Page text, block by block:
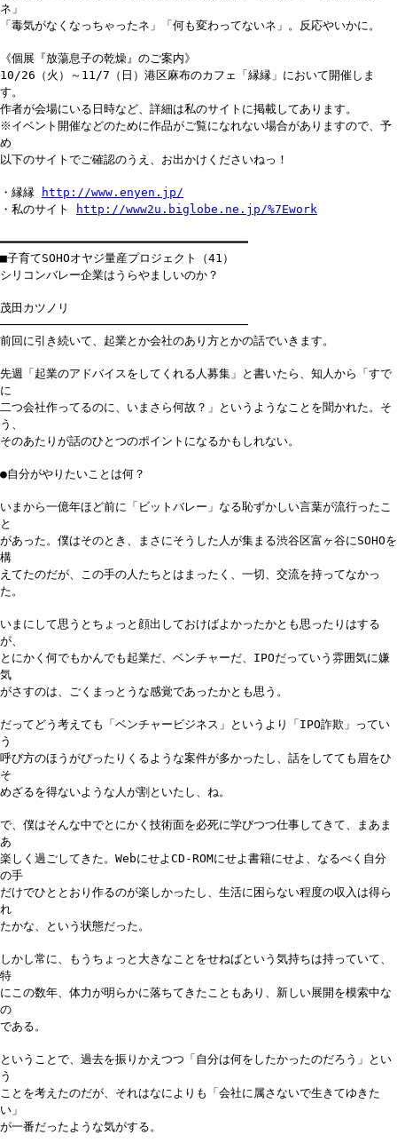
ネ」
「毒気がなくなっちゃったネ」「何も変わってないネ」。反応やいかに。
《個展『放蕩息子の乾燥』のご案内》
10/26（火）～11/7（日）港区麻布のカフェ「縁縁」において開催しま
す。
作者が会場にいる日時など、詳細は私のサイトに掲載してあります。
※イベント開催などのために作品がご覧になれない場合がありますので、予
め
以下のサイトでご確認のうえ、お出かけくださいねっ！
・縁縁
http://www.enyen.jp/
・私のサイト
http://www2u.biglobe.ne.jp/%7Ework
━━━━━━━━━━━━━━━━━━━━━━━━━━━━━━━━━━━
■子育てSOHOオヤジ量産プロジェクト（41）
シリコンバレー企業はうらやましいのか？
茂田カツノリ
───────────────────────────────────
前回に引き続いて、起業とか会社のあり方とかの話でいきます。
先週「起業のアドバイスをしてくれる人募集」と書いたら、知人から「すで
に
二つ会社作ってるのに、いまさら何故？」というようなことを聞かれた。そ
う、
そのあたりが話のひとつのポイントになるかもしれない。
●自分がやりたいことは何？
いまから一億年ほど前に「ビットバレー」なる恥ずかしい言葉が流行ったこ
と
があった。僕はそのとき、まさにそうした人が集まる渋谷区富ヶ谷にSOHOを
構
えてたのだが、この手の人たちとはまったく、一切、交流を持ってなかっ
た。
いまにして思うとちょっと顔出しておけばよかったかとも思ったりはする
が、
とにかく何でもかんでも起業だ、ベンチャーだ、IPOだっていう雰囲気に嫌
気
がさすのは、ごくまっとうな感覚であったかとも思う。
だってどう考えても「ベンチャービジネス」というより「IPO詐欺」ってい
う
呼び方のほうがぴったりくるような案件が多かったし、話をしてても眉をひ
そ
めざるを得ないような人が割といたし、ね。
で、僕はそんな中でとにかく技術面を必死に学びつつ仕事してきて、まあま
あ
楽しく過ごしてきた。WebにせよCD-ROMにせよ書籍にせよ、なるべく自分
の手
だけでひととおり作るのが楽しかったし、生活に困らない程度の収入は得ら
れ
たかな、という状態だった。
しかし常に、もうちょっと大きなことをせねばという気持ちは持っていて、
特
にこの数年、体力が明らかに落ちてきたこともあり、新しい展開を模索中な
の
である。
ということで、過去を振りかえつつ「自分は何をしたかったのだろう」とい
う
ことを考えたのだが、それはなによりも「会社に属さないで生きてゆきた
い」
が一番だったような気がする。